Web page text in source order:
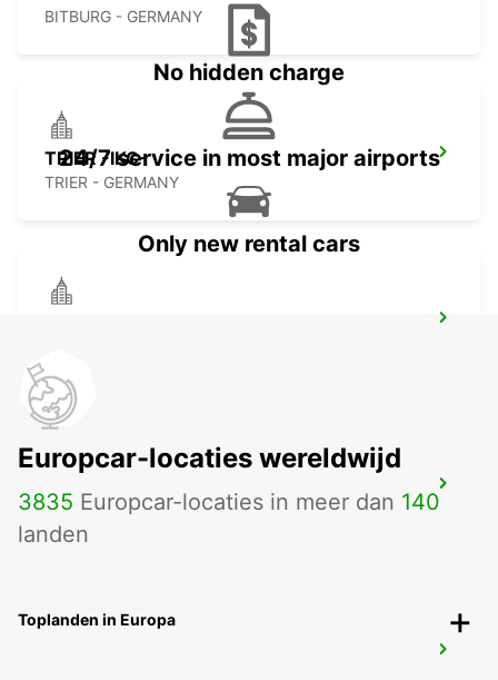
BITBURG - GERMANY
TRIER -IKC-
TRIER - GERMANY
METZ GARE
METZ - FRANCE
No hidden charge
24/7 service in most major airports
Only new rental cars
Europcar-locaties wereldwijd
3835 Europcar-locaties in meer dan 140
landen
Toplanden in Europa